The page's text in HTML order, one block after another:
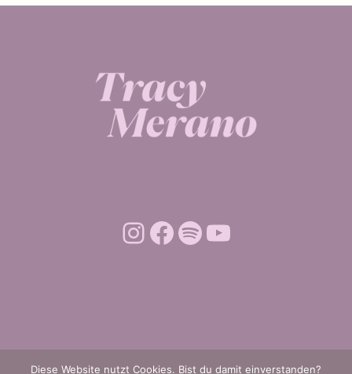
Diese Website nutzt Cookies. Bist du damit einverstanden?